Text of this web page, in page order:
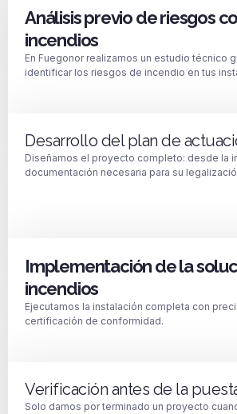
Análisis previo de riesgos
incendios
En Fuegonor realizamos un estudio técnico
identificar los riesgos de incendio en tus
Desarrollo del plan de
Diseñamos el proyecto completo: desde la
documentación necesaria para su
Implementación de la
incendios
Ejecutamos la instalación completa con
certificación de conformidad.
Verificación antes de la
Solo damos por terminado un proyecto